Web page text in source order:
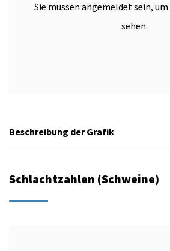
Sie müssen angemeldet sein,
sehen.
Beschreibung der Grafik
Schlachtzahlen (Schweine)